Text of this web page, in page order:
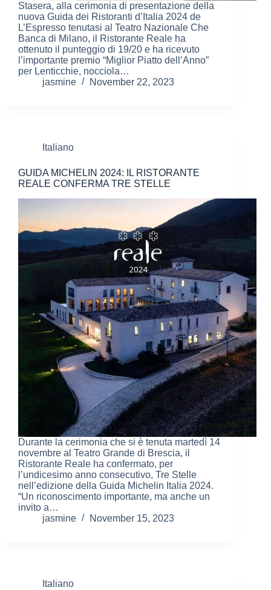
Stasera, alla cerimonia di presentazione della
nuova Guida dei Ristoranti d’Italia 2024 de
L’Espresso tenutasi al Teatro Nazionale Che
Banca di Milano, il Ristorante Reale ha
ottenuto il punteggio di 19/20 e ha ricevuto
l’importante premio “Miglior Piatto dell’Anno”
per Lenticchie, nocciola…
jasmine
November 22, 2023
Italiano
GUIDA MICHELIN 2024: IL RISTORANTE
REALE CONFERMA TRE STELLE
Durante la cerimonia che si è tenuta martedì 14
novembre al Teatro Grande di Brescia, il
Ristorante Reale ha confermato, per
l’undicesimo anno consecutivo, Tre Stelle
nell’edizione della Guida Michelin Italia 2024.
“Un riconoscimento importante, ma anche un
invito a…
jasmine
November 15, 2023
Italiano